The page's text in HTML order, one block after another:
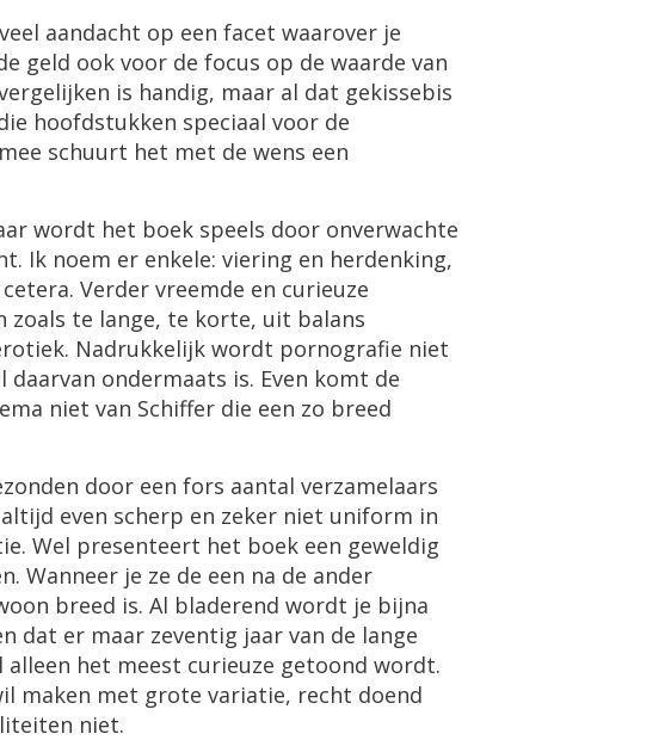
veel aandacht op een facet waarover je
geld ook voor de focus op de waarde van
is handig, maar al dat gekissebis
hoofdstukken speciaal voor de
schuurt het met de wens een
wordt het boek speels door onverwachte
. Ik noem er enkele: viering en herdenking,
cetera. Verder vreemde en curieuze
zoals te lange, te korte, uit balans
. Nadrukkelijk wordt pornografie niet
daarvan ondermaats is. Even komt de
niet van Schiffer die een zo breed
door een fors aantal verzamelaars
altijd even scherp en zeker niet uniform in
. Wel presenteert het boek een geweldig
. Wanneer je ze de een na de ander
breed is. Al bladerend wordt je bijna
dat er maar zeventig jaar van de lange
alleen het meest curieuze getoond wordt.
maken met grote variatie, recht doend
niet.